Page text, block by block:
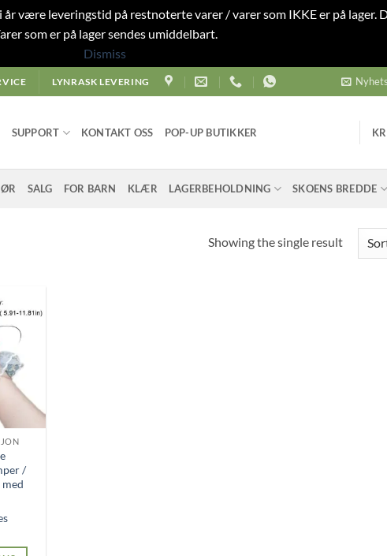
være leveringstid på restnoterte varer / varer som IKKE er på lager.
som er på lager sendes umiddelbart.
Dismiss
LYNRASK LEVERING
SUPPORT KONTAKT OSS POP-UP BUTIKKER KR
SALG FOR BARN KLÆR LAGERBEHOLDNING SKOENS BREDDE
Showing the single result
/